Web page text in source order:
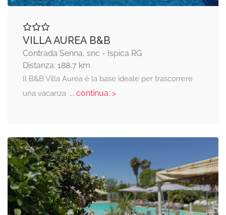
VILLA AUREA B&B
Contrada Senna, snc - Ispica RG
Distanza: 188,7 km
Il B&B Villa Aurea è la base ideale per trascorrere
una vacanza... continua: >